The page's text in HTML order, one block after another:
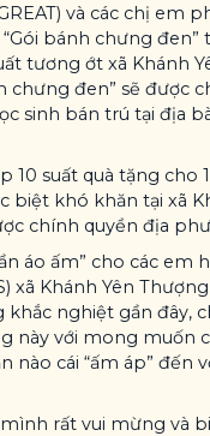
và các chị em
bánh chưng đen”
tương ớt xã Khánh
chưng đen” sẽ được
sinh bán trú tại địa
10 suất quà tặng cho
biệt khó khăn tại xã
chính quyền địa
áo ấm” cho các em
xã Khánh Yên
khắc nghiệt gần đây,
này với mong muốn
nào cái “ấm áp” đến
rất vui mừng và